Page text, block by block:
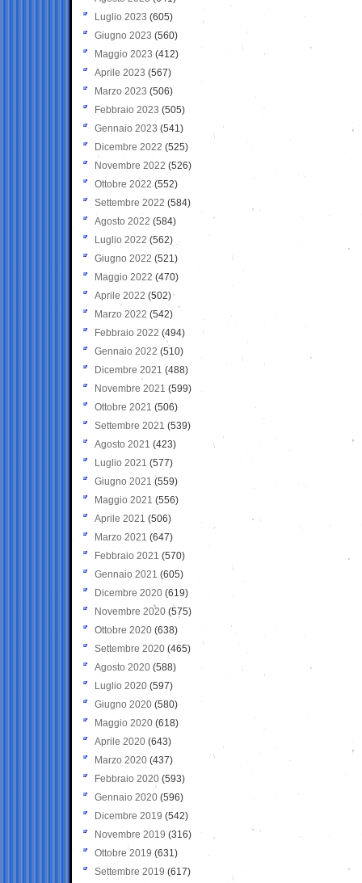
Luglio 2023 (605)
Giugno 2023 (560)
Maggio 2023 (412)
Aprile 2023 (567)
Marzo 2023 (506)
Febbraio 2023 (505)
Gennaio 2023 (541)
Dicembre 2022 (525)
Novembre 2022 (526)
Ottobre 2022 (552)
Settembre 2022 (584)
Agosto 2022 (584)
Luglio 2022 (562)
Giugno 2022 (521)
Maggio 2022 (470)
Aprile 2022 (502)
Marzo 2022 (542)
Febbraio 2022 (494)
Gennaio 2022 (510)
Dicembre 2021 (488)
Novembre 2021 (599)
Ottobre 2021 (506)
Settembre 2021 (539)
Agosto 2021 (423)
Luglio 2021 (577)
Giugno 2021(559)
Maggio 2021 (556)
Aprile 2021 (506)
Marzo 2021 (647)
Febbraio 2021 (570)
Gennaio 2021 (605)
Dicembre 2020 (619)
Novembre 2020 (575)
Ottobre 2020 (638)
Settembre 2020(465)
Agosto 2020 (588)
Luglio 2020 (597)
Giugno 2020 (580)
Maggio 2020 (618)
Aprile 2020 (643)
Marzo 2020 (437)
Febbraio 2020 (593)
Gennaio 2020 (596)
Dicembre 2019 (542)
Novembre 2019 (316)
Ottobre 2019 (631)
Settembre 2019 (617)